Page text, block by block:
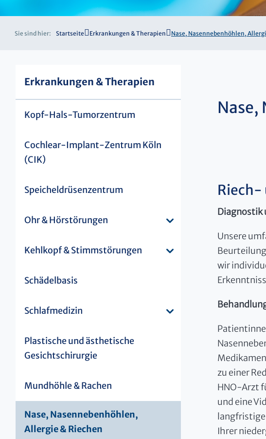
Sie sind hier: Startseite Erkrankungen & Therapien Nase, Nasennebenhöhlen,
Erkrankungen & Therapien
Kopf-Hals-Tumorzentrum
Cochlear-Implant-Zentrum Köln
(CIK)
Speicheldrüsenzentrum
Ohr & Hörstörungen
Kehlkopf & Stimmstörungen
Schädelbasis
Schlafmedizin
Plastische und ästhetische
Gesichtschirurgie
Mundhöhle & Rachen
Nase, Nasennebenhöhlen,
Allergie & Riechen
Nase,
Riech-
Diagnostik
Unsere
wir
zu einer
HNO-Arzt
und eine
Ihrer